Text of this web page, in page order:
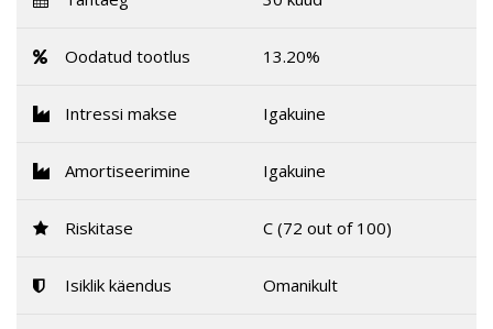
Oodatud tootlus 13.20%
Intressi makse Igakuine
Amortiseerimine Igakuine
Riskitase C (72 out of 100)
Isiklik käendus Omanikult